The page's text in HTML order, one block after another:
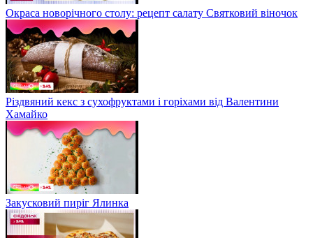
Окраса новорічного столу: рецепт салату Святковий віночок
Різдвяний кекс з сухофруктами і горіхами від Валентини
Хамайко
Закусковий пиріг Ялинка